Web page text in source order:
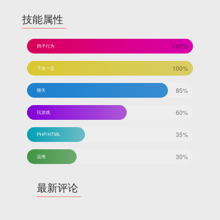
技能属性
鸽子行为 100%
下次一定 100%
聊天 85%
玩游戏 60%
PHP/HTML 35%
运维 30%
最新评论